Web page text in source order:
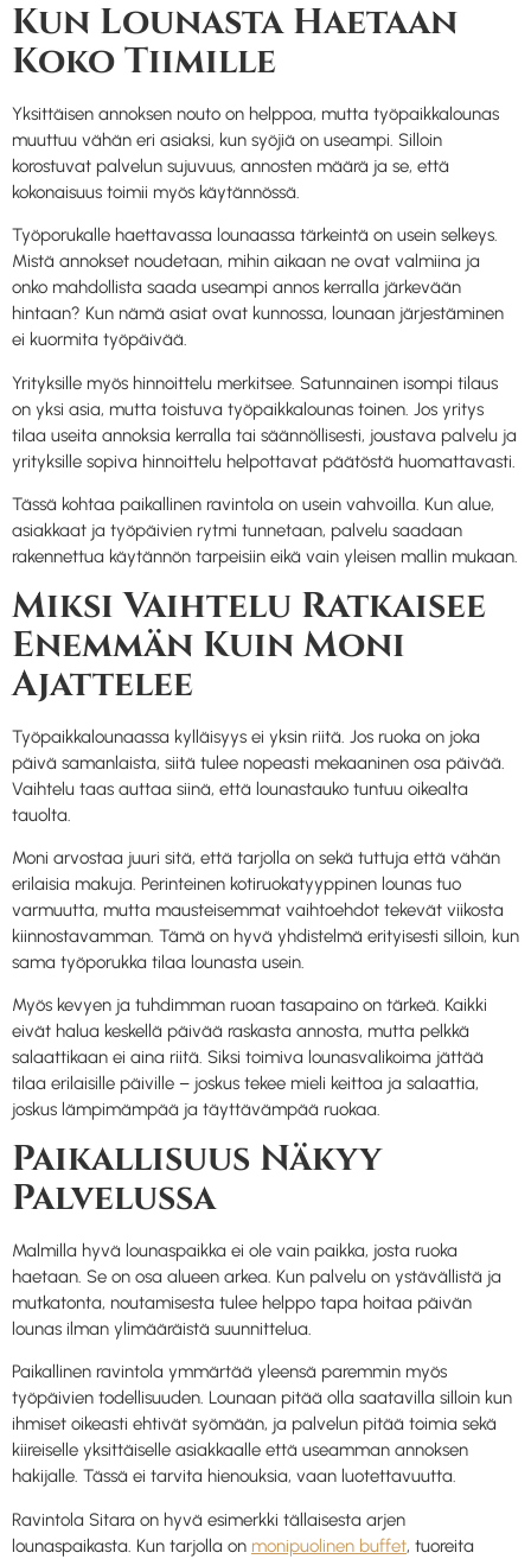
Kun Lounasta Haetaan
Koko Tiimille
Yksittäisen annoksen nouto on helppoa, mutta työpaikkalounas
muuttuu vähän eri asiaksi, kun syöjiä on useampi. Silloin
korostuvat palvelun sujuvuus, annosten määrä ja se, että
kokonaisuus toimii myös käytännössä.
Työporukalle haettavassa lounaassa tärkeintä on usein selkeys.
Mistä annokset noudetaan, mihin aikaan ne ovat valmiina ja
onko mahdollista saada useampi annos kerralla järkevään
hintaan? Kun nämä asiat ovat kunnossa, lounaan järjestäminen
ei kuormita työpäivää.
Yrityksille myös hinnoittelu merkitsee. Satunnainen isompi tilaus
on yksi asia, mutta toistuva työpaikkalounas toinen. Jos yritys
tilaa useita annoksia kerralla tai säännöllisesti, joustava palvelu ja
yrityksille sopiva hinnoittelu helpottavat päätöstä huomattavasti.
Tässä kohtaa paikallinen ravintola on usein vahvoilla. Kun alue,
asiakkaat ja työpäivien rytmi tunnetaan, palvelu saadaan
rakennettua käytännön tarpeisiin eikä vain yleisen mallin mukaan.
Miksi Vaihtelu Ratkaisee
Enemmän Kuin Moni
Ajattelee
Työpaikkalounaassa kylläisyys ei yksin riitä. Jos ruoka on joka
päivä samanlaista, siitä tulee nopeasti mekaaninen osa päivää.
Vaihtelu taas auttaa siinä, että lounastauko tuntuu oikealta
tauolta.
Moni arvostaa juuri sitä, että tarjolla on sekä tuttuja että vähän
erilaisia makuja. Perinteinen kotiruokatyyppinen lounas tuo
varmuutta, mutta mausteisemmat vaihtoehdot tekevät viikosta
kiinnostavamman. Tämä on hyvä yhdistelmä erityisesti silloin, kun
sama työporukka tilaa lounasta usein.
Myös kevyen ja tuhdimman ruoan tasapaino on tärkeä. Kaikki
eivät halua keskellä päivää raskasta annosta, mutta pelkkä
salaattikaan ei aina riitä. Siksi toimiva lounasvalikoima jättää
tilaa erilaisille päiville – joskus tekee mieli keittoa ja salaattia,
joskus lämpimämpää ja täyttävämpää ruokaa.
Paikallisuus Näkyy
Palvelussa
Malmilla hyvä lounaspaikka ei ole vain paikka, josta ruoka
haetaan. Se on osa alueen arkea. Kun palvelu on ystävällistä ja
mutkatonta, noutamisesta tulee helppo tapa hoitaa päivän
lounas ilman ylimääräistä suunnittelua.
Paikallinen ravintola ymmärtää yleensä paremmin myös
työpäivien todellisuuden. Lounaan pitää olla saatavilla silloin kun
ihmiset oikeasti ehtivät syömään, ja palvelun pitää toimia sekä
kiireiselle yksittäiselle asiakkaalle että useamman annoksen
hakijalle. Tässä ei tarvita hienouksia, vaan luotettavuutta.
Ravintola Sitara on hyvä esimerkki tällaisesta arjen
lounaspaikasta. Kun tarjolla on monipuolinen buffet, tuoreita